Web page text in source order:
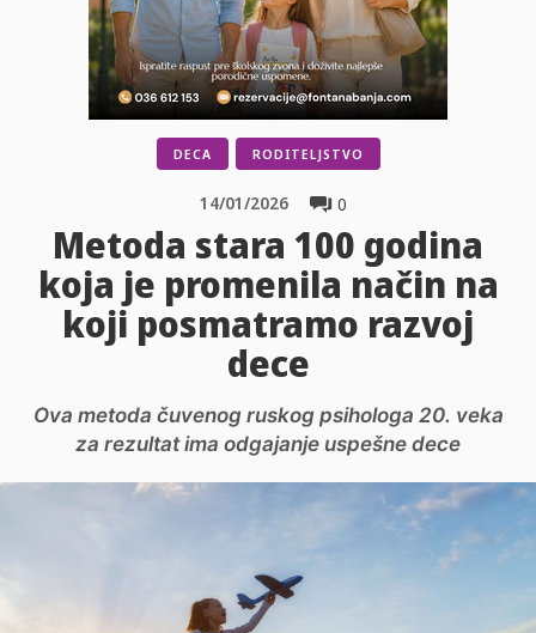
DECA RODITELJSTVO
0
14/01/2026
Metoda stara 100 godina
koja je promenila način na
koji posmatramo razvoj
dece
Ova metoda čuvenog ruskog psihologa 20. veka
za rezultat ima odgajanje uspešne dece